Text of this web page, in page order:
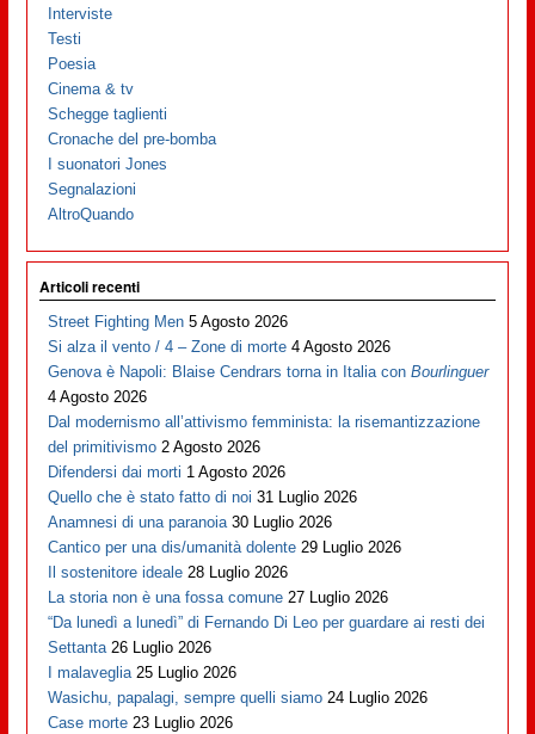
Interviste
Testi
Poesia
Cinema & tv
Schegge taglienti
Cronache del pre-bomba
I suonatori Jones
Segnalazioni
AltroQuando
Articoli recenti
Street Fighting Men 5 Agosto 2026
Si alza il vento / 4 – Zone di morte 4 Agosto 2026
Genova è Napoli: Blaise Cendrars torna in Italia conBourlinguer
4 Agosto 2026
Dal modernismo all’attivismo femminista: la risemantizzazione
del primitivismo 2 Agosto 2026
Difendersi dai morti 1 Agosto 2026
Quello che è stato fatto di noi 31 Luglio 2026
Anamnesi di una paranoia 30 Luglio 2026
Cantico per una dis/umanità dolente 29 Luglio 2026
Il sostenitore ideale 28 Luglio 2026
La storia non è una fossa comune 27 Luglio 2026
“Da lunedì a lunedì” di Fernando Di Leo per guardare ai resti dei
Settanta 26 Luglio 2026
I malaveglia 25 Luglio 2026
Wasichu, papalagi, sempre quelli siamo 24 Luglio 2026
Case morte 23 Luglio 2026